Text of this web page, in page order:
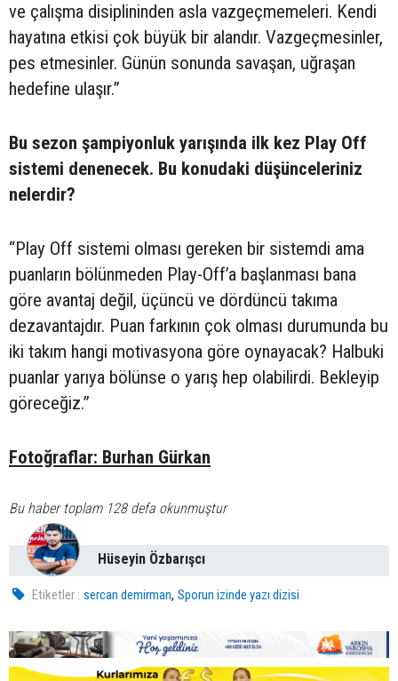
ve çalışma disiplininden asla vazgeçmemeleri. Kendi
hayatına etkisi çok büyük bir alandır. Vazgeçmesinler,
pes etmesinler. Günün sonunda savaşan, uğraşan
hedefine ulaşır.”
Bu sezon şampiyonluk yarışında ilk kez Play Off
sistemi denenecek. Bu konudaki düşünceleriniz
nelerdir?
“Play Off sistemi olması gereken bir sistemdi ama
puanların bölünmeden Play-Off’a başlanması bana
göre avantaj değil, üçüncü ve dördüncü takıma
dezavantajdır. Puan farkının çok olması durumunda bu
iki takım hangi motivasyona göre oynayacak? Halbuki
puanlar yarıya bölünse o yarış hep olabilirdi. Bekleyip
göreceğiz.”
Fotoğraflar: Burhan Gürkan
Bu haber toplam 128 defa okunmuştur
Hüseyin Özbarışcı
Etiketler : sercan demirman,Sporun izinde yazı dizisi